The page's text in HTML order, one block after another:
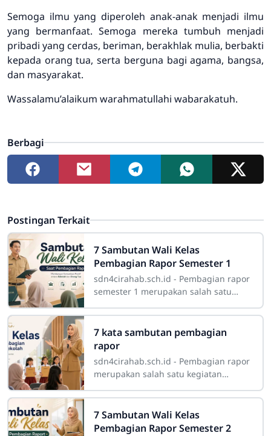
Semoga ilmu yang diperoleh anak-anak menjadi ilmu
yang bermanfaat. Semoga mereka tumbuh menjadi
pribadi yang cerdas, beriman, berakhlak mulia, berbakti
kepada orang tua, serta berguna bagi agama, bangsa,
dan masyarakat.
Wassalamu’alaikum warahmatullahi wabarakatuh.
Berbagi
Postingan Terkait
7 Sambutan Wali Kelas
Pembagian Rapor Semester 1
sdn4cirahab.sch.id - Pembagian rapor
semester 1 merupakan salah satu
pendidikan siswa. Pada kegiatan ini,
orang tua
7 kata sambutan pembagian
rapor
sdn4cirahab.sch.id - Pembagian rapor
merupakan salah satu kegiatan
sekolah. Pada momen ini, orang tua
atau wali
7 Sambutan Wali Kelas
Pembagian Rapor Semester 2